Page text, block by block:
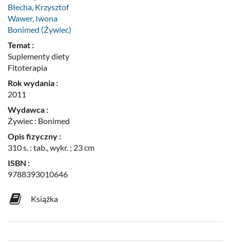
Błecha, Krzysztof
Wawer, Iwona
Bonimed (Żywiec)
Temat :
Suplementy diety
Fitoterapia
Rok wydania :
2011
Wydawca :
Żywiec : Bonimed
Opis fizyczny :
310 s. : tab., wykr. ; 23 cm
ISBN :
9788393010646
Książka